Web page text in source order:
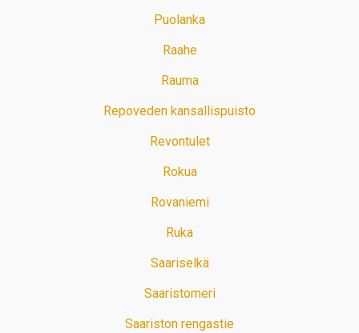
Puolanka
Raahe
Rauma
Repoveden kansallispuisto
Revontulet
Rokua
Rovaniemi
Ruka
Saariselkä
Saaristomeri
Saariston rengastie